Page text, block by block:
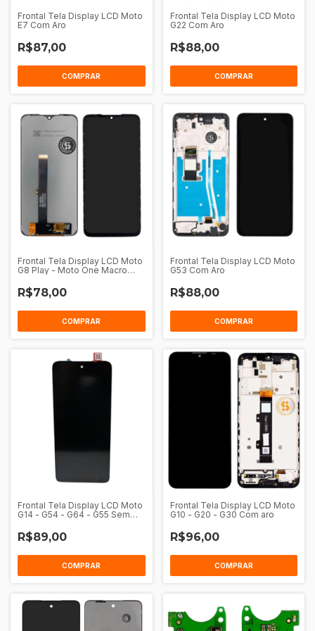
Frontal Tela Display LCD Moto
E7 Com Aro
R$87,00
COMPRAR
Frontal Tela Display LCD Moto
G22 Com Aro
R$88,00
COMPRAR
Frontal Tela Display LCD Moto
G8 Play - Moto One Macro
R$78,00
COMPRAR
Frontal Tela Display LCD Moto
G53 Com Aro
R$88,00
COMPRAR
Frontal Tela Display LCD Moto
G14 - G54 - G64 - G55 Sem
R$89,00
COMPRAR
Frontal Tela Display LCD Moto
G10 - G20 - G30 Com aro
R$96,00
COMPRAR